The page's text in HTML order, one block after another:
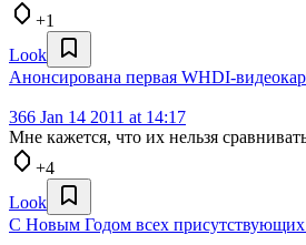
+1
Look
Анонсирована первая WHDI-
366 Jan 14 2011 at 14:17
Мне кажется, что их нельзя
+4
Look
С Новым Годом всех